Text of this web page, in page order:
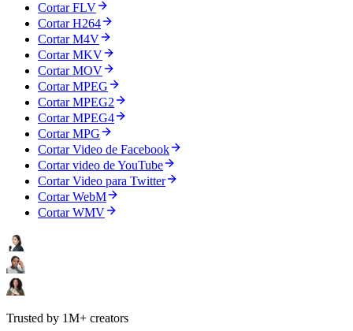
Cortar FLV
Cortar H264
Cortar M4V
Cortar MKV
Cortar MOV
Cortar MPEG
Cortar MPEG2
Cortar MPEG4
Cortar MPG
Cortar Video de Facebook
Cortar video de YouTube
Cortar Video para Twitter
Cortar WebM
Cortar WMV
Trusted by 1M+ creators